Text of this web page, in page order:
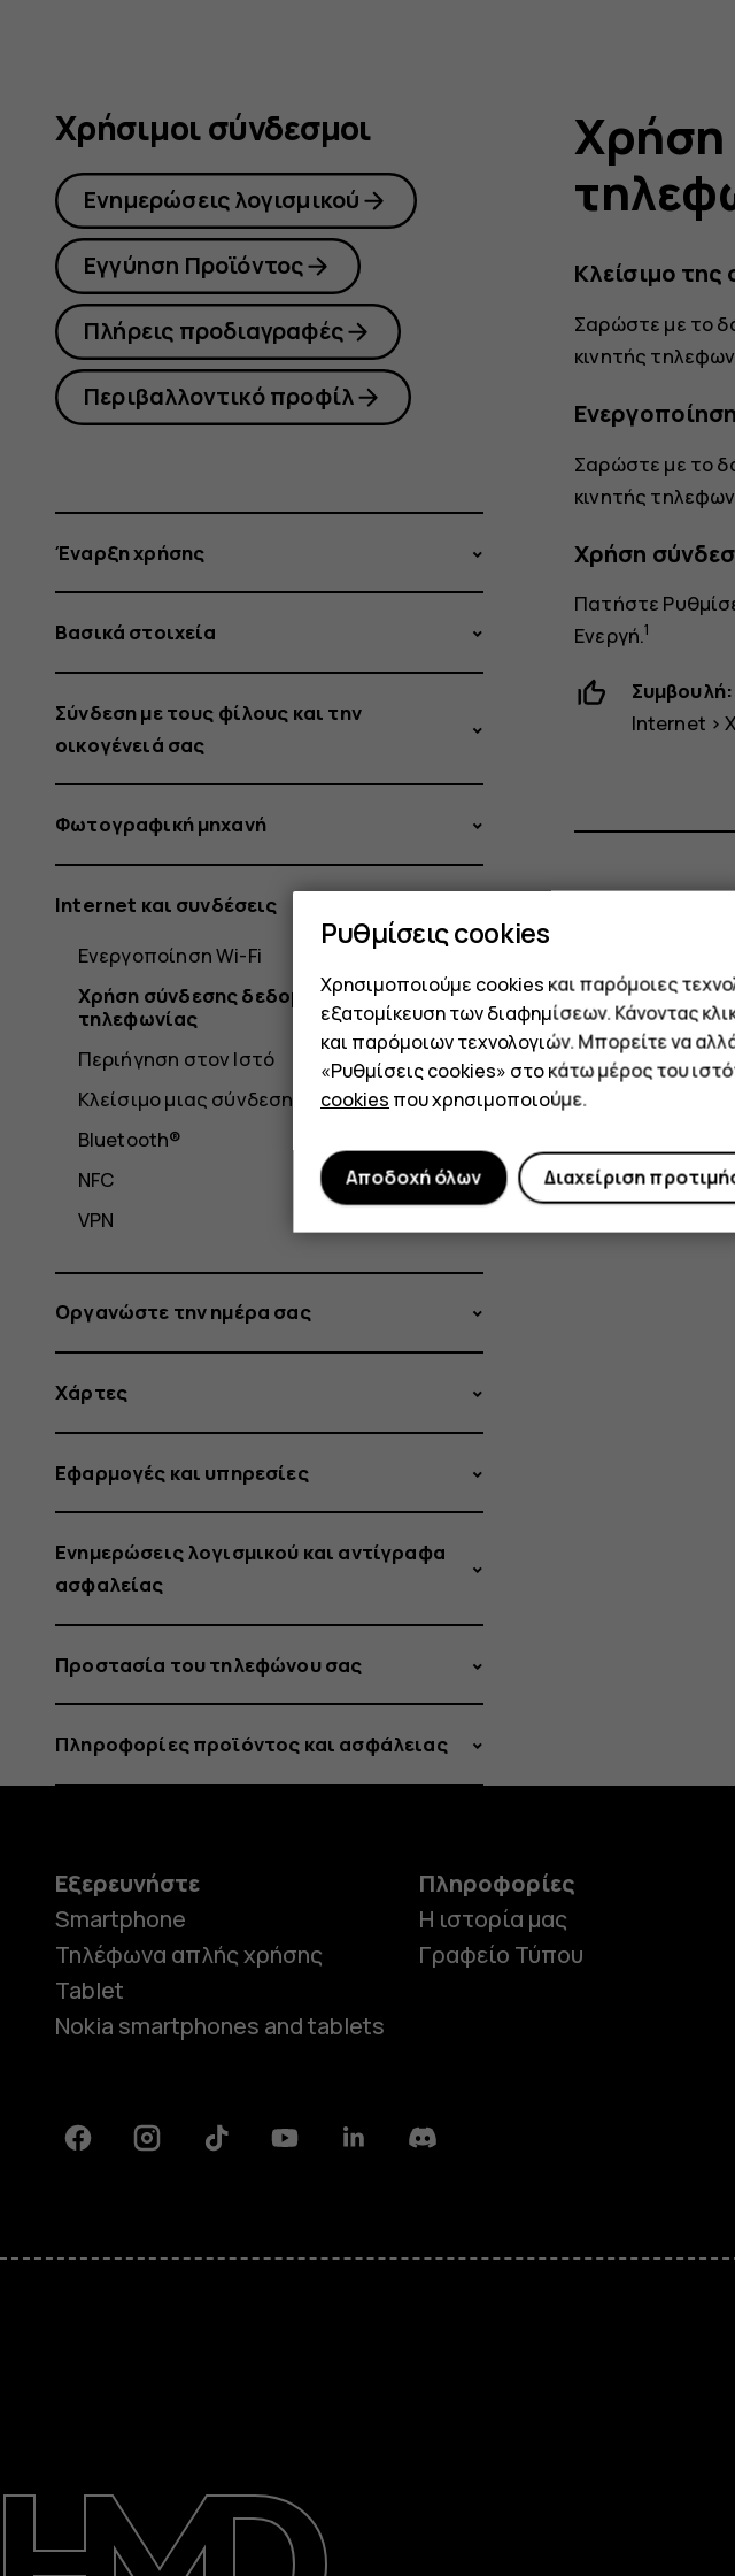
Υποστήριξη
Greece
Χρήση
Κλείσιμο
Σαρώστε με το
κινητής
Σαρώστε με το
κινητής
Χρήση
Πατήστε
Ενεργή.1
Συμβουλή:
Internet >
Ναι
Χρήσιμοι σύνδεσμοι
Ενημερώσεις λογισμικού
Εγγύηση Προϊόντος
Πλήρεις προδιαγραφές
Περιβαλλοντικό προφίλ
Έναρξη χρήσης
Βασικά στοιχεία
Σύνδεση με τους φίλους και την
οικογένειά σας
Φωτογραφική μηχανή
Internet και συνδέσεις
Ενεργοποίηση Wi-Fi
Χρήση σύνδεσης δεδομένων κινητής
τηλεφωνίας
Περιήγηση στον Ιστό
Κλείσιμο μιας σύνδεσης
Bluetooth®
NFC
VPN
Οργανώστε την ημέρα σας
Χάρτες
Εφαρμογές και υπηρεσίες
Ενημερώσεις λογισμικού και αντίγραφα
ασφαλείας
Προστασία του τηλεφώνου σας
Πληροφορίες προϊόντος και ασφάλειας
Εξερευνήστε
Smartphone
Τηλέφωνα απλής χρήσης
Tablet
Nokia smartphones and tablets
Πληροφορίες
Η ιστορία μας
Γραφείο Τύπου
FacebookInstagramTiktok YoutubeLinkedinDiscord
Ρυθμίσεις cookies
Χρησιμοποιούμε cookies και παρόμοιες
εξατομίκευση των διαφημίσεων. Κάνοντας
και παρόμοιων τεχνολογιών. Μπορείτε να
«Ρυθμίσεις cookies» στο κάτω μέρος του
cookies που χρησιμοποιούμε.
Διαχείριση
Αποδοχή όλων